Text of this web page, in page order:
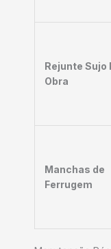
Rejunte Sujo
Obra
Manchas de
Ferrugem